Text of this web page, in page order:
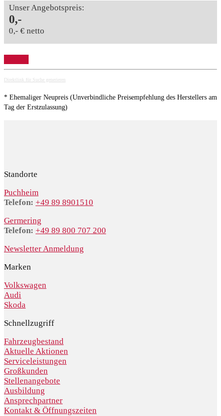
Unser Angebotspreis:
0,-
0,- € netto
Direktlink für Suche generieren
* Ehemaliger Neupreis (Unverbindliche Preisempfehlung des Herstellers am
Tag der Erstzulassung)
Standorte
Puchheim
Telefon: +49 89 8901510
Germering
Telefon: +49 89 800 707 200
Newsletter Anmeldung
Marken
Volkswagen
Audi
Skoda
Schnellzugriff
Fahrzeugbestand
Aktuelle Aktionen
Serviceleistungen
Großkunden
Stellenangebote
Ausbildung
Ansprechpartner
Kontakt & Öffnungszeiten